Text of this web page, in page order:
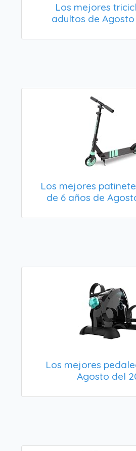
Los mejores
adultos de
Los mejores
de 6 años de
Los mejores
Agosto del